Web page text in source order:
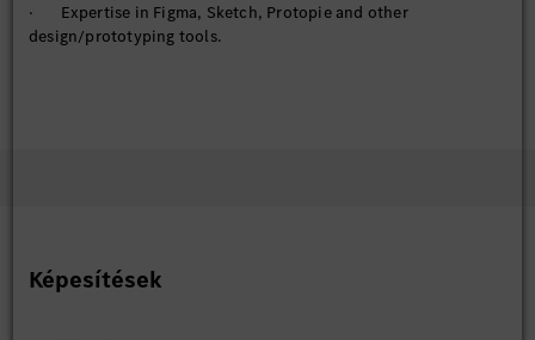
· Expertise in Figma, Sketch, Protopie and other
design/prototyping tools.
Képesítések